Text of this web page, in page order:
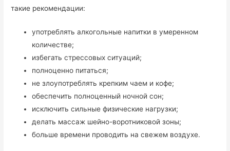
такие рекомендации:
употреблять алкогольные напитки в умеренном
количестве;
избегать стрессовых ситуаций;
полноценно питаться;
не злоупотреблять крепким чаем и кофе;
обеспечить полноценный ночной сон;
исключить сильные физические нагрузки;
делать массаж шейно-воротниковой зоны;
больше времени проводить на свежем воздухе.